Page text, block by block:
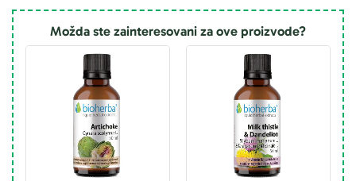
Možda ste zainteresovani za ove proizvode?